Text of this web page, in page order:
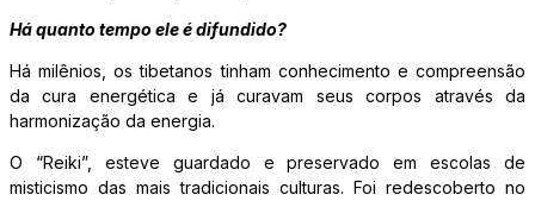
Há quanto tempo ele é difundido?
Há milênios, os tibetanos tinham conhecimento e compreensão
da cura energética e já curavam seus corpos através da
harmonização da energia.
O “Reiki”, esteve guardado e preservado em escolas de
misticismo das mais tradicionais culturas. Foi redescoberto no